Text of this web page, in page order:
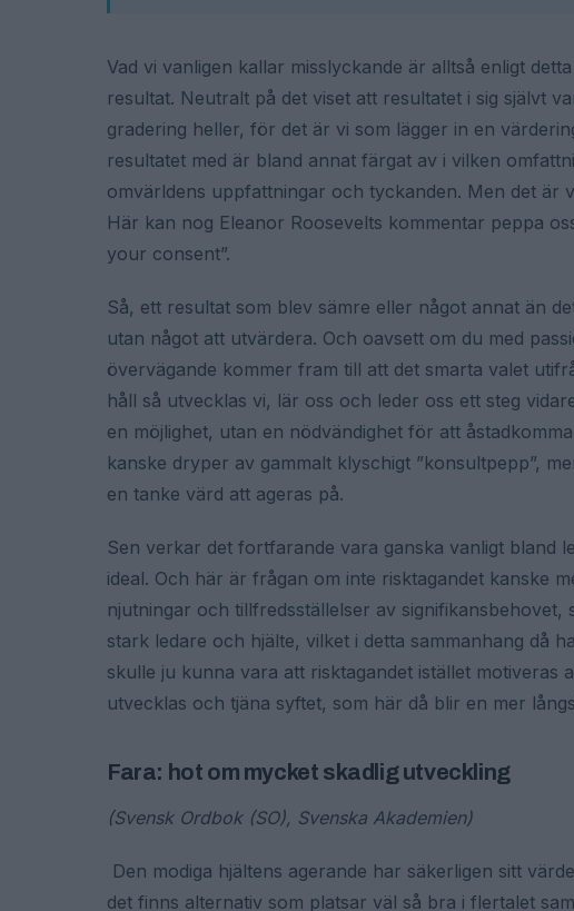
Vad vi vanligen kallar misslyckande är alltså enligt
resultat. Neutralt på det viset att resultatet i sig självt
gradering heller, för det är vi som lägger in en
resultatet med är bland annat färgat av i vilken
omvärldens uppfattningar och tyckanden. Men det är
Här kan nog Eleanor Roosevelts kommentar peppa
your consent”.
Så, ett resultat som blev sämre eller något annat än
utan något att utvärdera. Och oavsett om du med
övervägande kommer fram till att det smarta valet
håll så utvecklas vi, lär oss och leder oss ett steg
en möjlighet, utan en nödvändighet för att
kanske dryper av gammalt klyschigt ”konsultpepp”,
en tanke värd att ageras på.
Sen verkar det fortfarande vara ganska vanligt bland
ideal. Och här är frågan om inte risktagandet kanske
njutningar och tillfredsställelser av
stark ledare och hjälte, vilket i detta sammanhang då
skulle ju kunna vara att risktagandet istället motiveras
utvecklas och tjäna syftet, som här då blir en mer
Fara: hot om mycket skadlig utveckling
(Svensk Ordbok (SO), Svenska Akademien)
Den modiga hjältens agerande har säkerligen sitt
det finns alternativ som platsar väl så bra i flertalet